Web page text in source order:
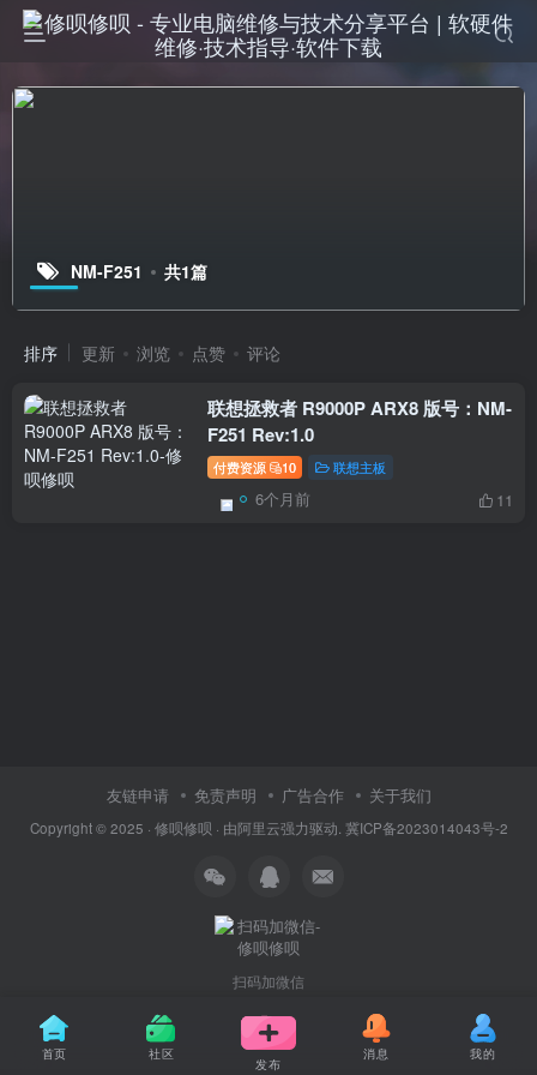
NM-F251 共1篇
排序 更新 浏览 点赞 评论
联想拯救者 R9000P ARX8 版号：NM-
F251 Rev:1.0
付费资源 10 联想主板
6个月前 11
友链申请 免责声明 广告合作 关于我们
Copyright © 2025 · 修呗修呗 · 由阿里云强力驱动. 冀ICP备2023014043号-2
扫码加微信
首页 社区
发布
消息 我的